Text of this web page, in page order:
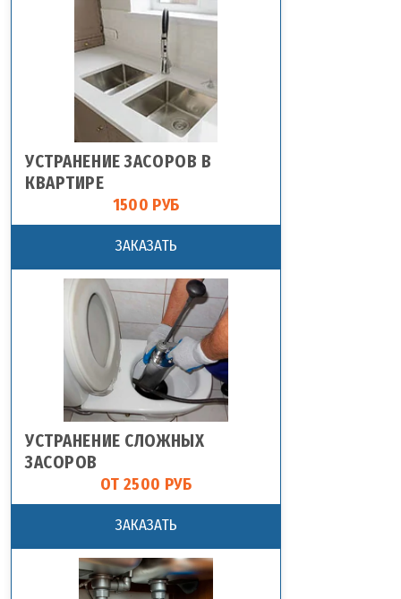
УСТРАНЕНИЕ ЗАСОРОВ В
КВАРТИРЕ
1500 РУБ
ЗАКАЗАТЬ
УСТРАНЕНИЕ СЛОЖНЫХ
ЗАСОРОВ
ОТ 2500 РУБ
ЗАКАЗАТЬ